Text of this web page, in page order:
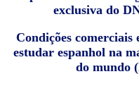
exclusiva do
Condições comerciais
estudar espanhol na
do mundo